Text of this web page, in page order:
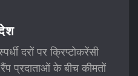
दरों पर क्रिप्टोकरेंसी
प्रदाताओं के बीच कीमतों